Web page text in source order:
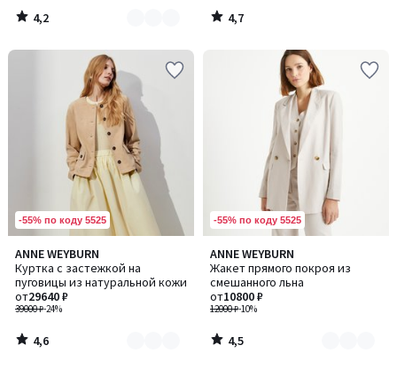
4,2
/
4,7
/
-55% по коду 5525
ANNE WEYBURN
Куртка с застежкой на
пуговицы из натуральной кожи
39000 ₽-24%
от29640 ₽
4,6
/ 5
Количество
цветов:
2
4,6
/
-55% по коду 5525
ANNE WEYBURN
Жакет прямого покроя из
смешанного льна
12000 ₽-10%
от10800 ₽
4,5
/ 5
Количество
цветов:
2
4,5
/